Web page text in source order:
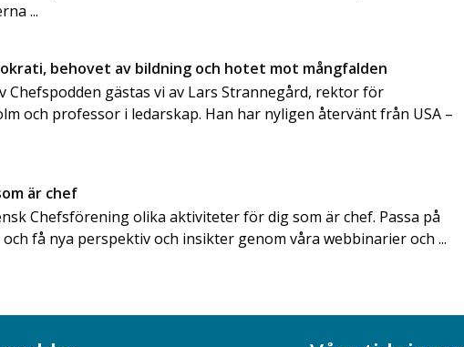
...
behovet av bildning och hotet mot mångfalden
Chefspodden gästas vi av Lars Strannegård, rektor för
och professor i ledarskap. Han har nyligen återvänt från USA –
är chef
Chefsförening olika aktiviteter för dig som är chef. Passa på
få nya perspektiv och insikter genom våra webbinarier och ...